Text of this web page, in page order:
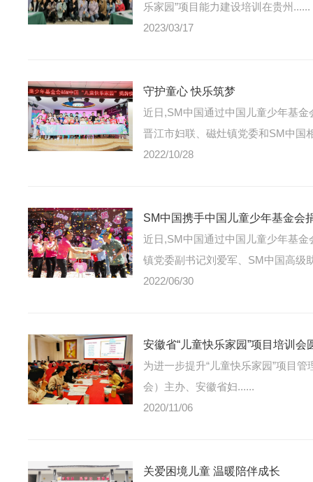
乐家园”项目能力建设培训在贵州......
2023/03/17
守护童心 快乐筑梦
近日,SM中国通过中国儿童少年基
晋江市妇联、磁灶镇党委和SM中国
2022/10/28
SM中国携手中国儿童少年基金会
近日,SM中国通过中国儿童少年基
镇党委副书记刘爱军、SM中国高级
2022/06/30
安徽省“儿童快乐家园”项目培训会
为进一步提升“儿童快乐家园”项目
会）主办、安徽省妇......
2020/11/06
关爱困境儿童 温暖陪伴成长